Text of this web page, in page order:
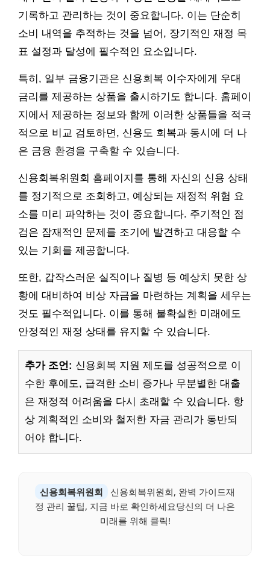
기록하고 관리하는 것이 중요합니다. 이는 단순히
소비 내역을 추적하는 것을 넘어, 장기적인 재정 목
표 설정과 달성에 필수적인 요소입니다.
특히, 일부 금융기관은 신용회복 이수자에게 우대
금리를 제공하는 상품을 출시하기도 합니다. 홈페이
지에서 제공하는 정보와 함께 이러한 상품들을 적극
적으로 비교 검토하면, 신용도 회복과 동시에 더 나
은 금융 환경을 구축할 수 있습니다.
신용회복위원회 홈페이지를 통해 자신의 신용 상태
를 정기적으로 조회하고, 예상되는 재정적 위험 요
소를 미리 파악하는 것이 중요합니다. 주기적인 점
검은 잠재적인 문제를 조기에 발견하고 대응할 수
있는 기회를 제공합니다.
또한, 갑작스러운 실직이나 질병 등 예상치 못한 상
황에 대비하여 비상 자금을 마련하는 계획을 세우는
것도 필수적입니다. 이를 통해 불확실한 미래에도
안정적인 재정 상태를 유지할 수 있습니다.
추가 조언: 신용회복 지원 제도를 성공적으로 이
수한 후에도, 급격한 소비 증가나 무분별한 대출
은 재정적 어려움을 다시 초래할 수 있습니다. 항
상 계획적인 소비와 철저한 자금 관리가 동반되
어야 합니다.
신용회복위원회
신용회복위원회, 완벽 가이드재
정 관리 꿀팁, 지금 바로 확인하세요당신의 더 나은
미래를 위해 클릭!